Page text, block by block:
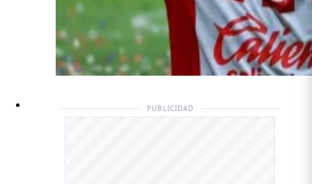
PUBLICIDAD